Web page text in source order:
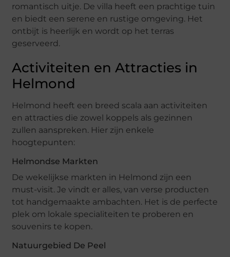
romantisch uitje. De villa heeft een prachtige tuin
en biedt een serene en rustige omgeving. Het
ontbijt is heerlijk en wordt op het terras
geserveerd.
Activiteiten en Attracties in
Helmond
Helmond heeft een breed scala aan activiteiten
en attracties die zowel koppels als gezinnen
zullen aanspreken. Hier zijn enkele
hoogtepunten:
Helmondse Markten
De wekelijkse markten in Helmond zijn een
must-visit. Je vindt er alles, van verse producten
tot handgemaakte ambachten. Het is de perfecte
plek om lokale specialiteiten te proberen en
souvenirs te kopen.
Natuurgebied De Peel